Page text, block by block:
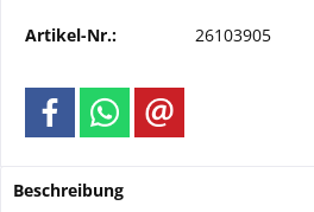
Artikel-Nr.: 26103905
Beschreibung